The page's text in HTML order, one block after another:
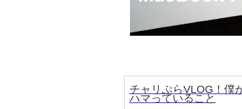
チャリぷらVLOG！僕
ハマっていること